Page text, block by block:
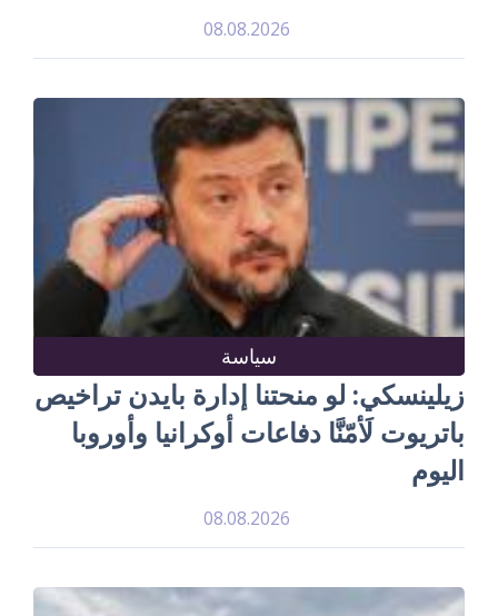
08.08.2026
سياسة
زيلينسكي: لو منحتنا إدارة بايدن تراخيص
باتريوت لَأمّنَّا دفاعات أوكرانيا وأوروبا
اليوم
08.08.2026